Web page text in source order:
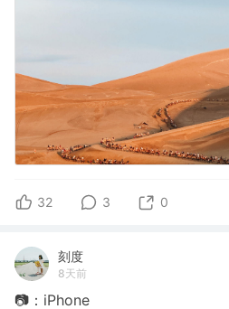
32 3 0
刻度
8天前
📷：iPhone